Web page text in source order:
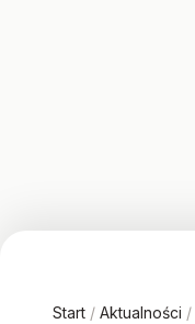
Start / Aktualności /